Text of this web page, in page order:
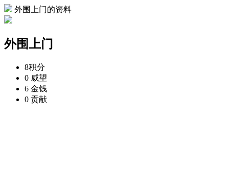
外围上门的资料
外围上门
8积分
0 威望
6 金钱
0 贡献